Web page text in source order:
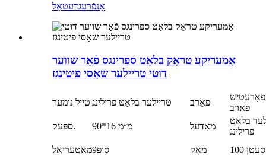
אָנפֿרעגדעטאַל
אַמעריקע טראָק בלאַט ספּרינגס פֿאַר שווער
דוטי טריילער שאַסי פיטינגז
טייל נומער טריילער בלאַט פרילינג פאַרב
פאַרב
ספּעק.
90*16 מ״מ מאָדעל
בלאַט
פרילינג
מאַטעריאַל סופּ9 מאָק
100 סעטן